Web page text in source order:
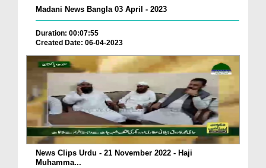
Madani News Bangla 03 April - 2023
Duration: 00:07:55
Created Date: 06-04-2023
News Clips Urdu - 21 November 2022 - Haji
Muhamma...